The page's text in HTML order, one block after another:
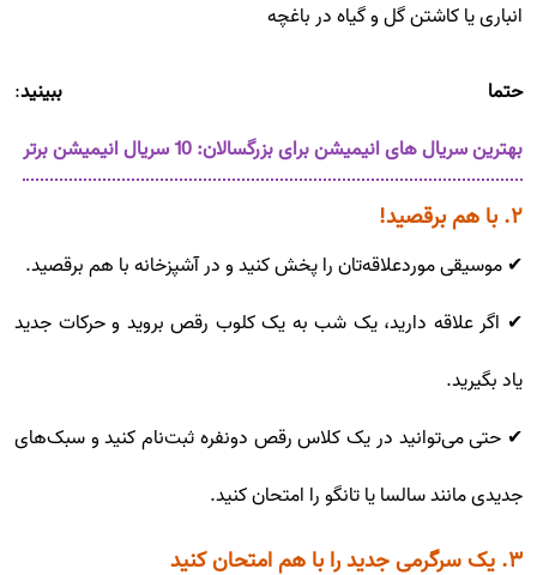
انباری یا کاشتن گل و گیاه در باغچه
حتما ببینید:
بهترین سریال های انیمیشن برای بزرگسالان: 10 سریال انیمیشن برتر
۲. با هم برقصید!
✔ موسیقی موردعلاقه‌تان را پخش کنید و در آشپزخانه با هم برقصید.
✔ اگر علاقه دارید، یک شب به یک کلوب رقص بروید و حرکات جدید
یاد بگیرید.
✔ حتی می‌توانید در یک کلاس رقص دونفره ثبت‌نام کنید و سبک‌های
جدیدی مانند سالسا یا تانگو را امتحان کنید.
۳. یک سرگرمی جدید را با هم امتحان کنید